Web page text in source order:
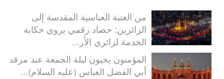
من العتبة العباسية المقدسة إلى
الزائرين: حصاد رقمي يروي حكاية
الخدمة لزائري الأر...
المؤمنون يحيون ليلة الجمعة عند مرقد
أبي الفضل العباس (عليه السلام)...